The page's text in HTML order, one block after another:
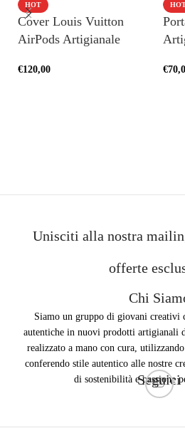
HOT
Cover Louis Vuitton
AirPods Artigianale
€120,00 €
Unisciti alla nostra
offerte
Chi
Siamo un gruppo di giovani creativi
autentiche in nuovi prodotti artigianali
realizzato a mano con cura,
conferendo stile autentico alle nostre
di sostenibilità e passione
Seguici